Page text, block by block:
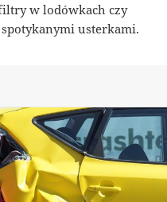
w lodówkach czy
usterkami.